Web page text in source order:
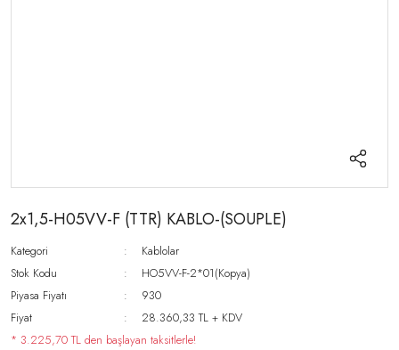
2x1,5-H05VV-F (TTR) KABLO-(SOUPLE)
Kategori
Kablolar
Stok Kodu
HO5VV-F-2*01(Kopya)
Piyasa Fiyatı
930
Fiyat
28.360,33 TL + KDV
* 3.225,70 TL den başlayan taksitlerle!